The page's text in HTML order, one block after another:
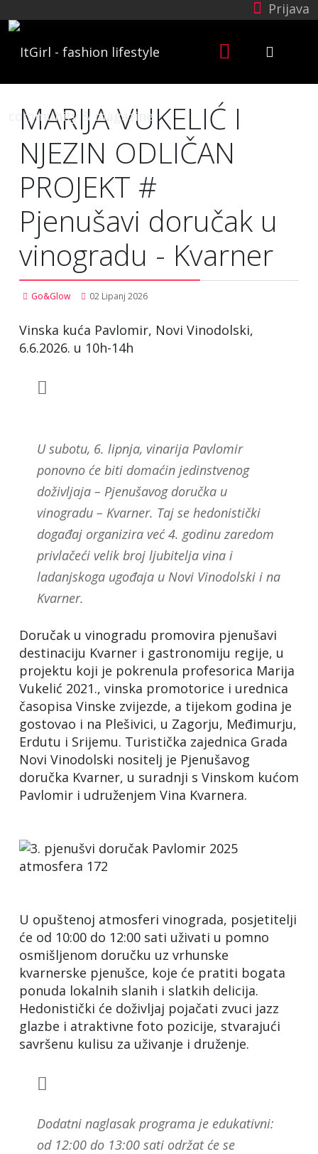
Prijava
MARIJA VUKELIĆ I
NJEZIN ODLIČAN
PROJEKT #
Pjenušavi doručak u
vinogradu - Kvarner
Go&Glow 02 Lipanj 2026
Vinska kuća Pavlomir, Novi Vinodolski,
6.6.2026. u 10h-14h
U subotu, 6. lipnja, vinarija Pavlomir
ponovno će biti domaćin jedinstvenog
doživljaja – Pjenušavog doručka u
vinogradu – Kvarner. Taj se hedonistički
događaj organizira već 4. godinu zaredom
privlačeći velik broj ljubitelja vina i
ladanjskoga ugođaja u Novi Vinodolski i na
Kvarner.
Doručak u vinogradu promovira pjenušavi
destinaciju Kvarner i gastronomiju regije, u
projektu koji je pokrenula profesorica Marija
Vukelić 2021., vinska promotorice i urednica
časopisa Vinske zvijezde, a tijekom godina je
gostovao i na Plešivici, u Zagorju, Međimurju,
Erdutu i Srijemu. Turistička zajednica Grada
Novi Vinodolski nositelj je Pjenušavog
doručka Kvarner, u suradnji s Vinskom kućom
Pavlomir i udruženjem Vina Kvarnera.
U opuštenoj atmosferi vinograda, posjetitelji
će od 10:00 do 12:00 sati uživati u pomno
osmišljenom doručku uz vrhunske
kvarnerske pjenušce, koje će pratiti bogata
ponuda lokalnih slanih i slatkih delicija.
Hedonistički će doživljaj pojačati zvuci jazz
glazbe i atraktivne foto pozicije, stvarajući
savršenu kulisu za uživanje i druženje.
Dodatni naglasak programa je edukativni:
od 12:00 do 13:00 sati održat će se